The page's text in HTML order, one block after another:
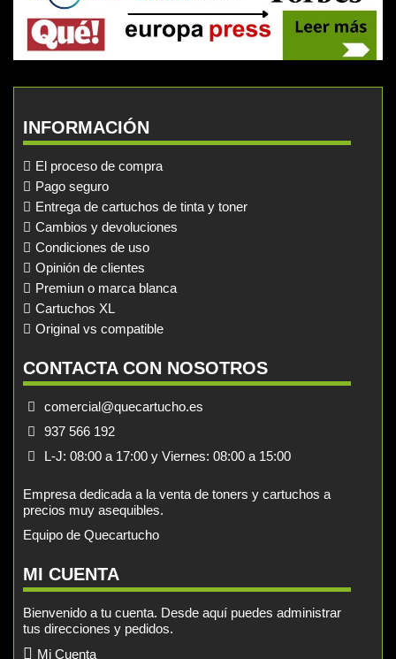
INFORMACIÓN
El proceso de compra
Pago seguro
Entrega de cartuchos de tinta y toner
Cambios y devoluciones
Condiciones de uso
Opinión de clientes
Premiun o marca blanca
Cartuchos XL
Original vs compatible
CONTACTA CON NOSOTROS
comercial@quecartucho.es
937 566 192
L-J: 08:00 a 17:00 y Viernes: 08:00 a 15:00
Empresa dedicada a la venta de toners y cartuchos a
precios muy asequibles.
Equipo de Quecartucho
MI CUENTA
Bienvenido a tu cuenta. Desde aquí puedes administrar
tus direcciones y pedidos.
Mi Cuenta